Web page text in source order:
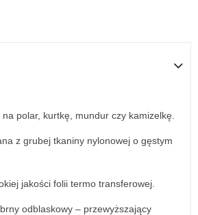
polar, kurtkę, mundur czy kamizelkę.
z grubej tkaniny nylonowej o gęstym
jakości folii termo transferowej.
odblaskowy – przewyższający